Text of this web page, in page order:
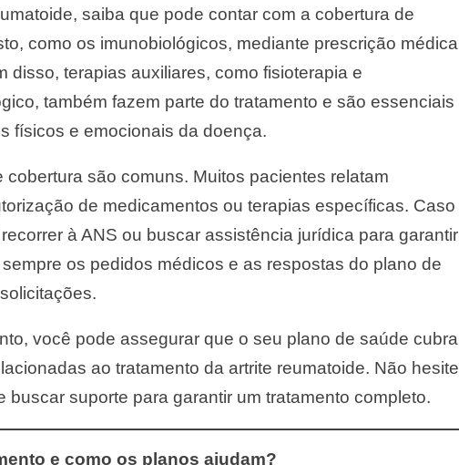
saiba que pode contar com a cobertura de
como os imunobiológicos, mediante prescrição médica
disso, terapias auxiliares, como fisioterapia e
também fazem parte do tratamento e são essenciais
físicos e emocionais da doença.
cobertura são comuns. Muitos pacientes relatam
de medicamentos ou terapias específicas. Caso
à ANS ou buscar assistência jurídica para garantir
os pedidos médicos e as respostas do plano de
você pode assegurar que o seu plano de saúde cubra
ao tratamento da artrite reumatoide. Não hesite
buscar suporte para garantir um tratamento completo.
e como os planos ajudam?